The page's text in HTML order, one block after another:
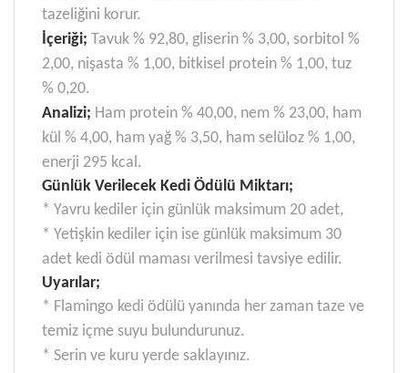
tazeliğini korur.
İçeriği; Tavuk % 92,80, gliserin % 3,00, sorbitol %
2,00, nişasta % 1,00, bitkisel protein % 1,00, tuz
% 0,20.
Analizi; Ham protein % 40,00, nem % 23,00, ham
kül % 4,00, ham yağ % 3,50, ham selüloz % 1,00,
enerji 295 kcal.
Günlük Verilecek Kedi Ödülü Miktarı;
* Yavru kediler için günlük maksimum 20 adet,
* Yetişkin kediler için ise günlük maksimum 30
adet kedi ödül maması verilmesi tavsiye edilir.
Uyarılar;
* Flamingo kedi ödülü yanında her zaman taze ve
temiz içme suyu bulundurunuz.
* Serin ve kuru yerde saklayınız.